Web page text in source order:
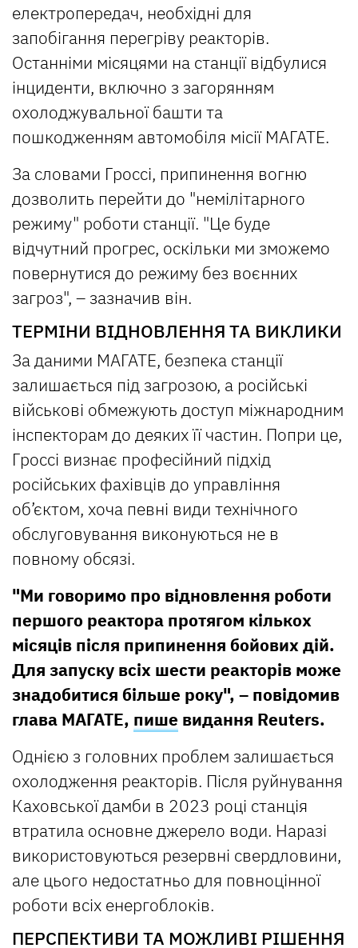
електропередач, необхідні для
запобігання перегріву реакторів.
Останніми місяцями на станції відбулися
інциденти, включно з загорянням
охолоджувальної башти та
пошкодженням автомобіля місії МАГАТЕ.
За словами Гроссі, припинення вогню
дозволить перейти до "немілітарного
режиму" роботи станції. "Це буде
відчутний прогрес, оскільки ми зможемо
повернутися до режиму без воєнних
загроз", – зазначив він.
ТЕРМІНИ ВІДНОВЛЕННЯ ТА ВИКЛИКИ
За даними МАГАТЕ, безпека станції
залишається під загрозою, а російські
військові обмежують доступ міжнародним
інспекторам до деяких її частин. Попри це,
Гроссі визнає професійний підхід
російських фахівців до управління
об’єктом, хоча певні види технічного
обслуговування виконуються не в
повному обсязі.
"Ми говоримо про відновлення роботи
першого реактора протягом кількох
місяців після припинення бойових дій.
Для запуску всіх шести реакторів може
знадобитися більше року", – повідомив
глава МАГАТЕ, пише видання Reuters.
Однією з головних проблем залишається
охолодження реакторів. Після руйнування
Каховської дамби в 2023 році станція
втратила основне джерело води. Наразі
використовуються резервні свердловини,
але цього недостатньо для повноцінної
роботи всіх енергоблоків.
ПЕРСПЕКТИВИ ТА МОЖЛИВІ РІШЕННЯ